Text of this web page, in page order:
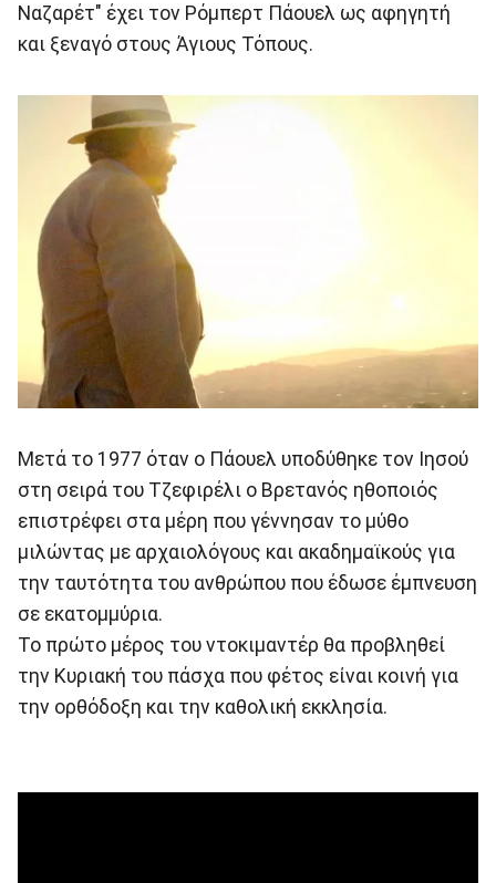
Ναζαρέτ" έχει τον Ρόμπερτ Πάουελ ως αφηγητή
και ξεναγό στους Άγιους Τόπους.
Μετά το 1977 όταν ο Πάουελ υποδύθηκε τον Ιησού
στη σειρά του Τζεφιρέλι ο Βρετανός ηθοποιός
επιστρέφει στα μέρη που γέννησαν το μύθο
μιλώντας με αρχαιολόγους και ακαδημαϊκούς για
την ταυτότητα του ανθρώπου που έδωσε έμπνευση
σε εκατομμύρια.
Το πρώτο μέρος του ντοκιμαντέρ θα προβληθεί
την Κυριακή του πάσχα που φέτος είναι κοινή για
την ορθόδοξη και την καθολική εκκλησία.